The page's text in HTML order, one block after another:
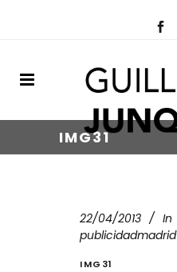
IMG31
22/04/2013 In
publicidadmadrid
IMG31